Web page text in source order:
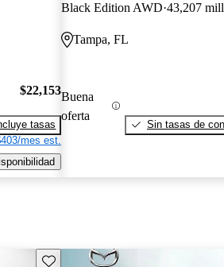
$22,153
tasas
mes est.
Black Edition AWD 43,207
Tampa, FL
Buena
oferta
Sin tasas de
Guarda este Aviso